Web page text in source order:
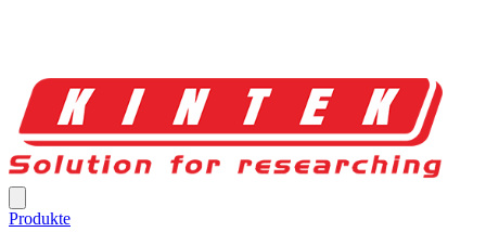
Produkte